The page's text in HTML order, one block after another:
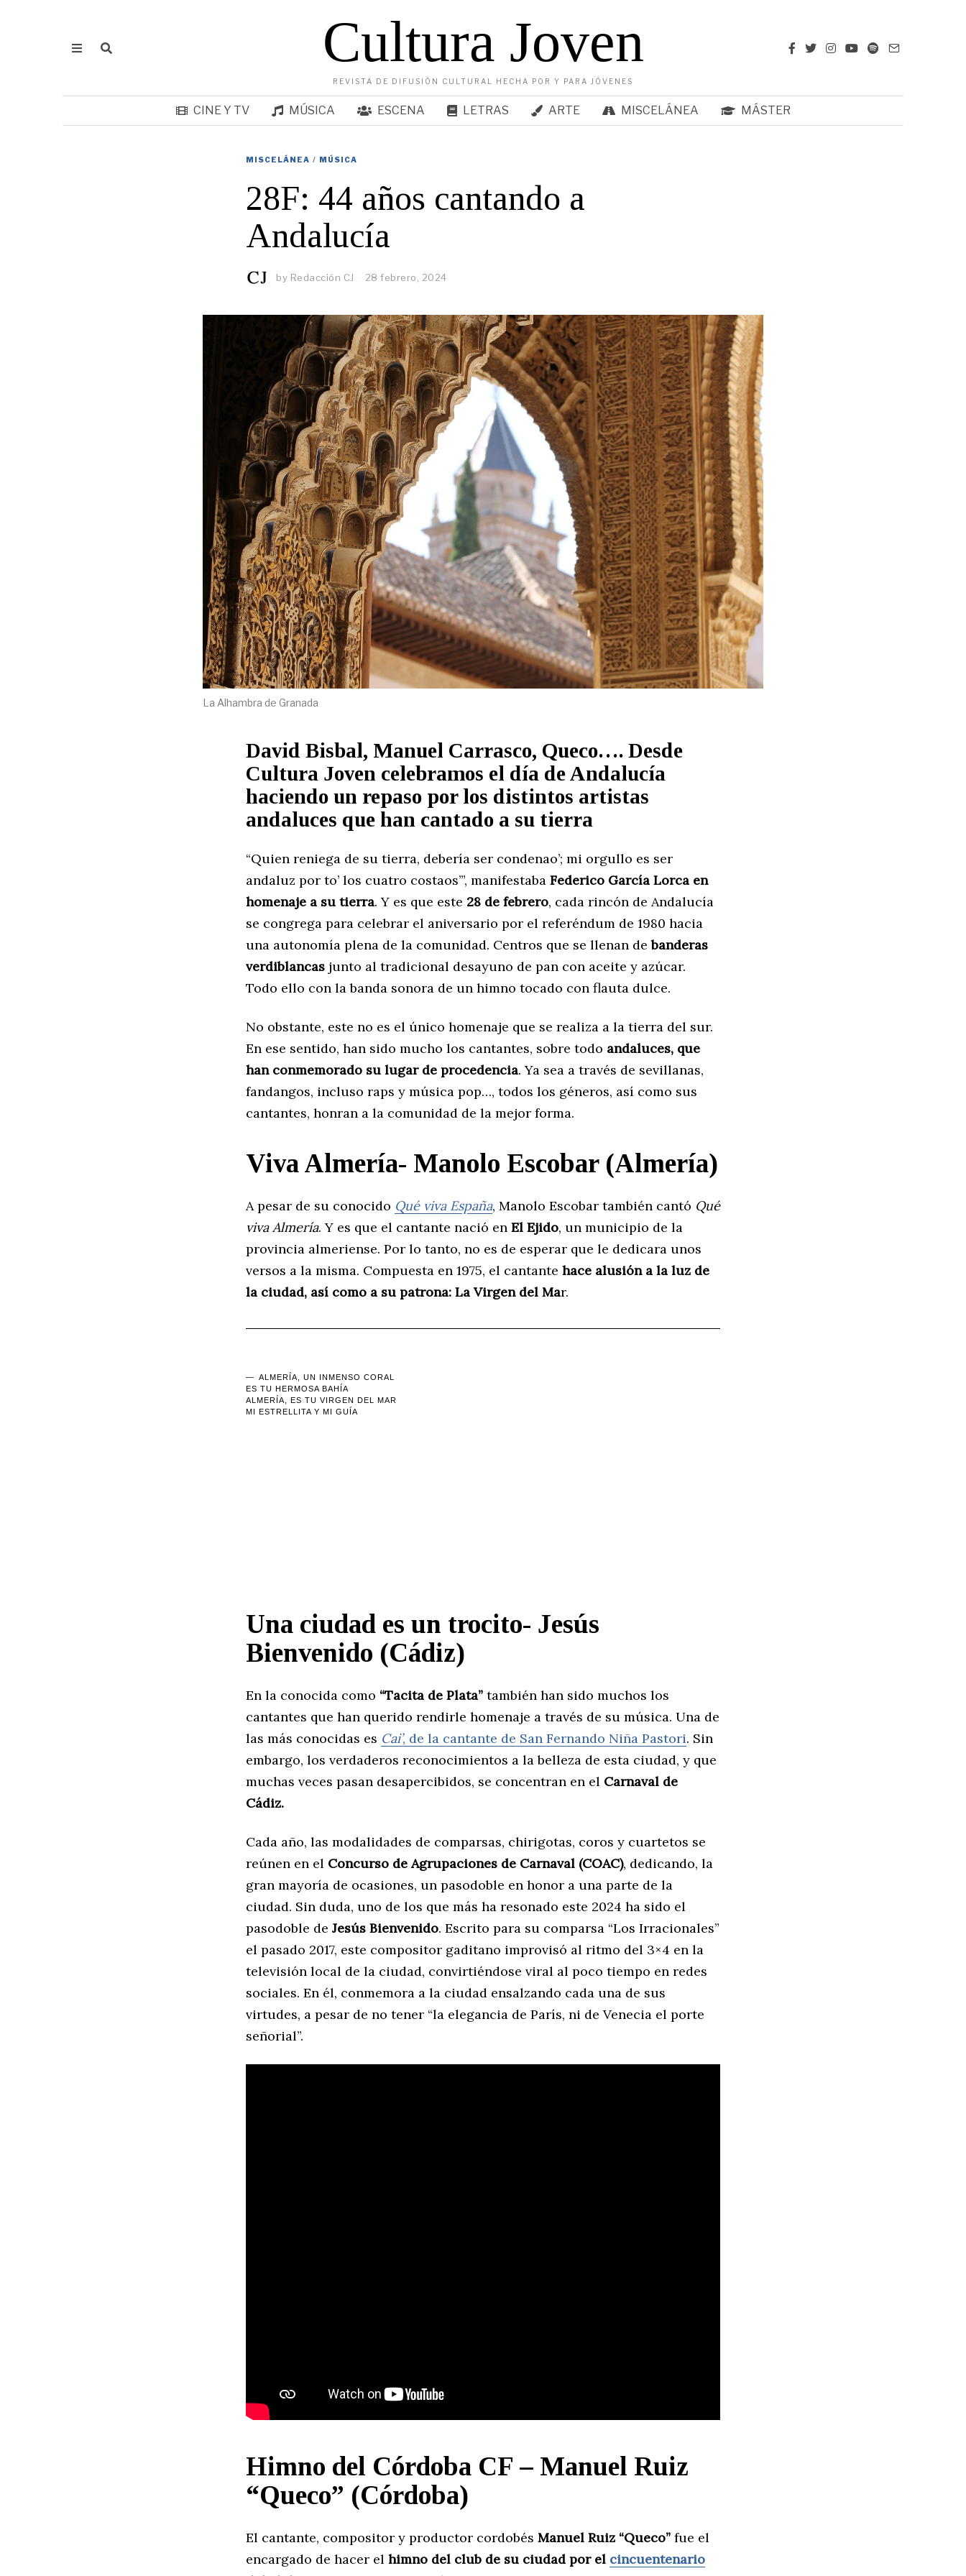
Cultura Joven
REVISTA DE DIFUSIÓN CULTURAL HECHA POR Y PARA JÓVENES
CINE Y TV MÚSICA ESCENA LETRAS ARTE MISCELÁNEA MÁSTER
MISCELÁNEA / MÚSICA
28F: 44 años cantando a
Andalucía
by Redacción CJ 28 febrero, 2024
La Alhambra de Granada
David Bisbal, Manuel Carrasco, Queco…. Desde
Cultura Joven celebramos el día de Andalucía
haciendo un repaso por los distintos artistas
andaluces que han cantado a su tierra
“Quien reniega de su tierra, debería ser condenao’; mi orgullo es ser
andaluz por to’ los cuatro costaos’”, manifestaba Federico García Lorca en
homenaje a su tierra. Y es que este 28 de febrero, cada rincón de Andalucía
se congrega para celebrar el aniversario por el referéndum de 1980 hacia
una autonomía plena de la comunidad. Centros que se llenan debanderas
verdiblancas junto al tradicional desayuno de pan con aceite y azúcar.
Todo ello con la banda sonora de un himno tocado con flauta dulce.
No obstante, este no es el único homenaje que se realiza a la tierra del sur.
En ese sentido, han sido mucho los cantantes, sobre todo andaluces, que
han conmemorado su lugar de procedencia. Ya sea a través de sevillanas,
fandangos, incluso raps y música pop…, todos los géneros, así como sus
cantantes, honran a la comunidad de la mejor forma.
Viva Almería- Manolo Escobar (Almería)
A pesar de su conocido Qué viva España, Manolo Escobar también cantó Qué
viva Almería. Y es que el cantante nació en El Ejido, un municipio de la
provincia almeriense. Por lo tanto, no es de esperar que le dedicara unos
versos a la misma. Compuesta en 1975, el cantante hace alusión a la luz de
la ciudad, así como a su patrona: La Virgen del Mar.
ALMERÍA, UN INMENSO CORAL
ES TU HERMOSA BAHÍA
ALMERÍA, ES TU VIRGEN DEL MAR
MI ESTRELLITA Y MI GUÍA
Una ciudad es un trocito- Jesús
Bienvenido (Cádiz)
En la conocida como “Tacita de Plata” también han sido muchos los
cantantes que han querido rendirle homenaje a través de su música. Una de
las más conocidas es Cai’, de la cantante de San Fernando Niña Pastori. Sin
embargo, los verdaderos reconocimientos a la belleza de esta ciudad, y que
muchas veces pasan desapercibidos, se concentran en el Carnaval de
Cádiz.
Cada año, las modalidades de comparsas, chirigotas, coros y cuartetos se
reúnen en el Concurso de Agrupaciones de Carnaval (COAC), dedicando, la
gran mayoría de ocasiones, un pasodoble en honor a una parte de la
ciudad. Sin duda, uno de los que más ha resonado este 2024 ha sido el
pasodoble de Jesús Bienvenido. Escrito para su comparsa “Los Irracionales”
el pasado 2017, este compositor gaditano improvisó al ritmo del 3×4 en la
televisión local de la ciudad, convirtiéndose viral al poco tiempo en redes
sociales. En él, conmemora a la ciudad ensalzando cada una de sus
virtudes, a pesar de no tener “la elegancia de París, ni de Venecia el porte
señorial”.
Himno del Córdoba CF – Manuel Ruiz
“Queco” (Córdoba)
El cantante, compositor y productor cordobés Manuel Ruiz “Queco” fue el
encargado de hacer el himno del club de su ciudad por el cincuentenario